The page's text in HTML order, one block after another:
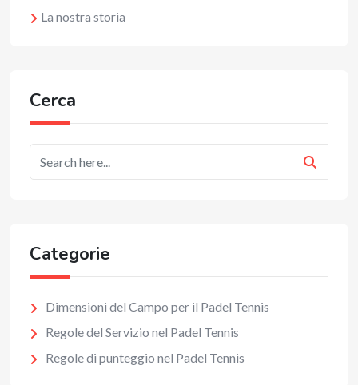
La nostra storia
Cerca
Categorie
Dimensioni del Campo per il Padel Tennis
Regole del Servizio nel Padel Tennis
Regole di punteggio nel Padel Tennis